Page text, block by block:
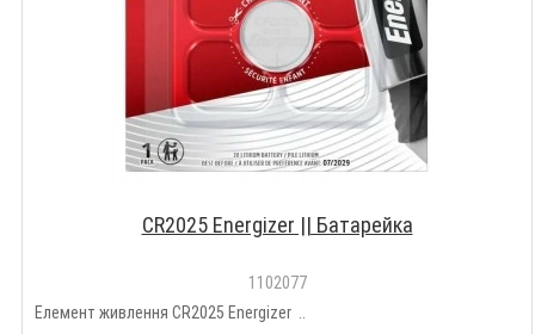
CR2025 Energizer || Батарейка
1102077
Елемент живлення CR2025 Energizer ..